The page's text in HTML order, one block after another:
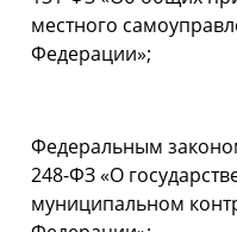
местного
Федерации»;
Федеральным
248-ФЗ «О
муниципальном